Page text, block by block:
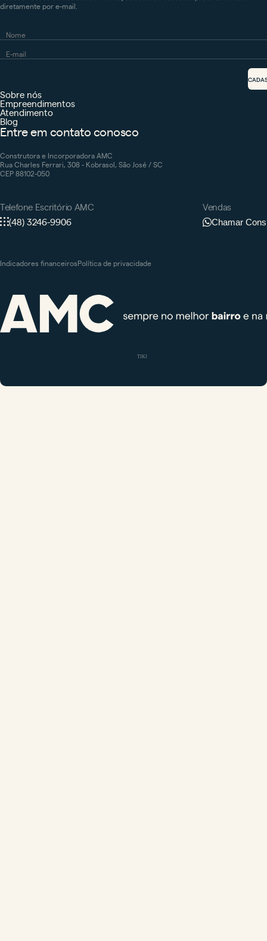
diretamente por e-mail.
Entre em contato conosco
Construtora e Incorporadora AMC
Rua Charles Ferrari, 308 - Kobrasol, São José / SC
CEP 88102-050
Telefone Escritório AMC
(48) 3246-9906
Vendas
Chamar
Sobre nós
Empreendimentos
Atendimento
Blog
Indicadores financeirosPolítica de privacidade